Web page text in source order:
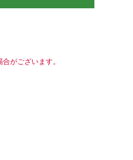
がございます。